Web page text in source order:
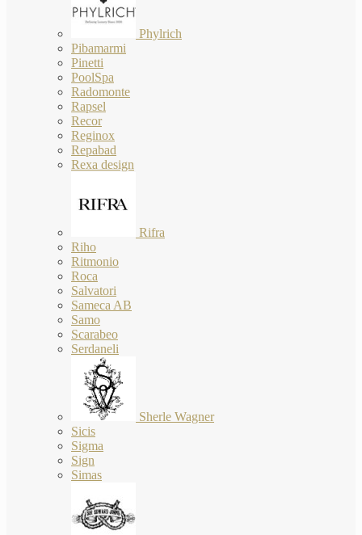
Phylrich
Pibamarmi
Pinetti
PoolSpa
Radomonte
Rapsel
Recor
Reginox
Repabad
Rexa design
Rifra
Riho
Ritmonio
Roca
Salvatori
Sameca AB
Samo
Scarabeo
Serdaneli
Sherle Wagner
Sicis
Sigma
Sign
Simas